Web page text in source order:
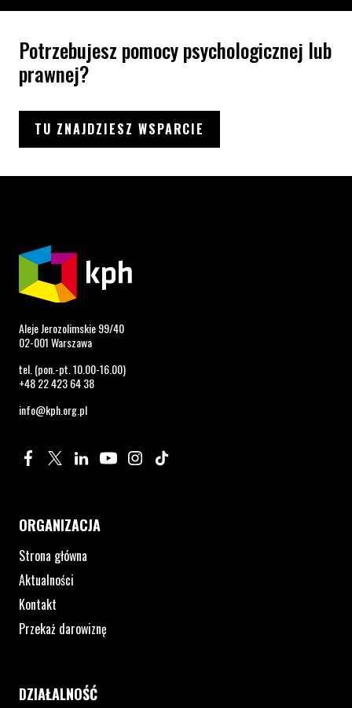
Potrzebujesz pomocy psychologicznej lub
prawnej?
TU ZNAJDZIESZ WSPARCIE
Aleje Jerozolimskie 99/40
02-001 Warszawa
tel. (pon.-pt. 10.00-16.00)
+48 22 423 64 38
info@kph.org.pl
Profil na Facebook. Strona otwiera się w nowym oknie.
Profil na Twitter. Strona otwiera się w nowym oknie.
Profil na LinkedIn. Strona otwiera się w nowym oknie.
Profil na YouTube. Strona otwiera się w nowym
Profil na Instagram. Strona otwiera się
ORGANIZACJA
Strona główna
Aktualności
Kontakt
Przekaż darowiznę
DZIAŁALNOŚĆ